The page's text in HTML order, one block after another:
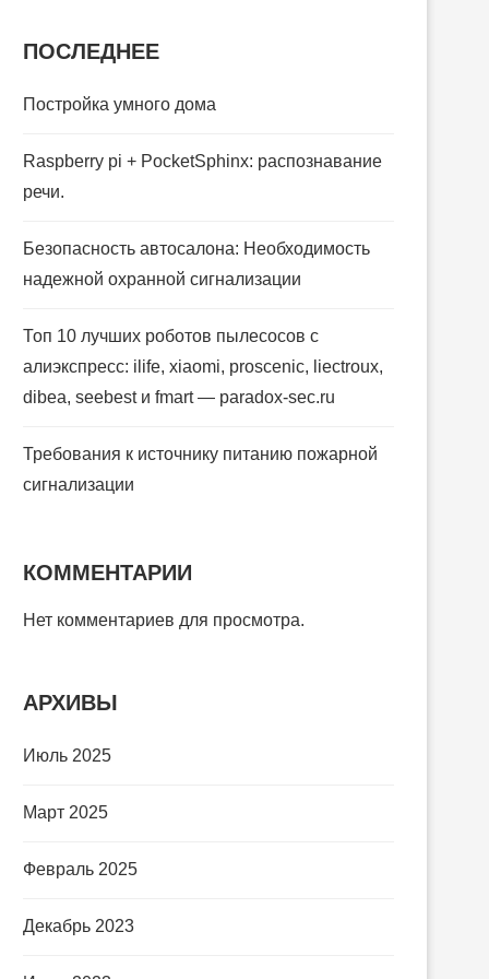
ПОСЛЕДНЕЕ
Постройка умного дома
Raspberry pi + PocketSphinx: распознавание
речи.
Безопасность автосалона: Необходимость
надежной охранной сигнализации
Топ 10 лучших роботов пылесосов с
алиэкспресс: ilife, xiaomi, proscenic, liectroux,
dibea, seebest и fmart — paradox-sec.ru
Требования к источнику питанию пожарной
сигнализации
КОММЕНТАРИИ
Нет комментариев для просмотра.
АРХИВЫ
Июль 2025
Март 2025
Февраль 2025
Декабрь 2023